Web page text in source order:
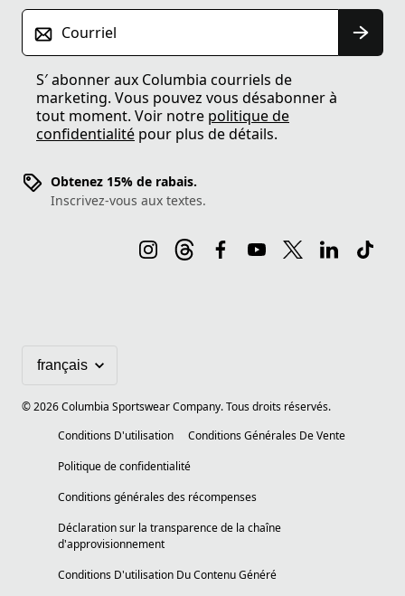
Courriel
S′ abonner aux Columbia courriels de
marketing. Vous pouvez vous désabonner à
tout moment. Voir notre politique de
confidentialité pour plus de détails.
Obtenez 15% de rabais.
Inscrivez-vous aux textes.
©2026Columbia Sportswear Company. Tous droits réservés.
Conditions D'utilisation
Conditions Générales De Vente
Politique de confidentialité
Conditions générales des récompenses
Déclaration sur la transparence de la chaîne
d'approvisionnement
Conditions D'utilisation Du Contenu Généré